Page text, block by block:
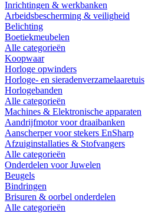
Inrichtingen & werkbanken
Arbeidsbescherming & veiligheid
Belichting
Boetiekmeubelen
Alle categorieën
Koopwaar
Horloge opwinders
Horloge- en sieradenverzamelaaretuis
Horlogebanden
Alle categorieën
Machines & Elektronische apparaten
Aandrijfmotor voor draaibanken
Aanscherper voor stekers EnSharp
Afzuiginstallaties & Stofvangers
Alle categorieën
Onderdelen voor Juwelen
Beugels
Bindringen
Brisuren & oorbel onderdelen
Alle categorieën